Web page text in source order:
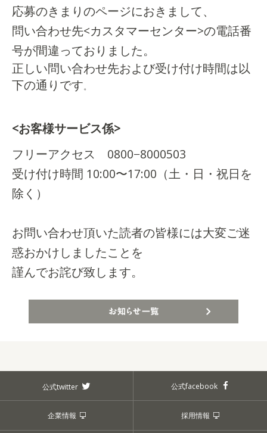
応募のきまりのページにおきまして、
問い合わせ先<カスタマーセンター>の電話番
号が間違っておりました。
正しい問い合わせ先および受け付け時間は以
下の通りです。
<お客様サービス係>
フリーアクセス 0800−8000503
受け付け時間 10:00〜17:00（土・日・祝日を
除く）
お問い合わせ頂いた読者の皆様には大変ご迷
惑おかけしましたことを
謹んでお詫び致します。
公式twitter 公式facebook
企業情報 採用情報